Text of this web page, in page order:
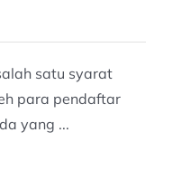
satu syarat
para pendaftar
yang ...